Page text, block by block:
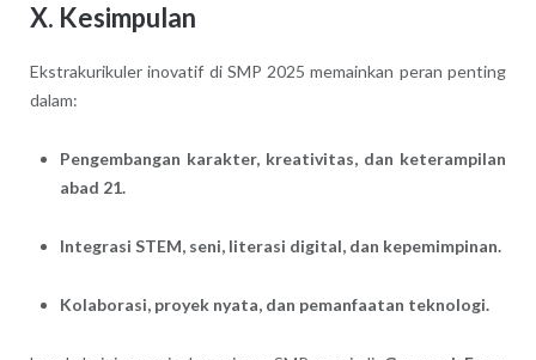
X. Kesimpulan
Ekstrakurikuler inovatif di SMP 2025 memainkan peran penting
dalam:
Pengembangan karakter, kreativitas, dan keterampilan
abad 21.
Integrasi STEM, seni, literasi digital, dan kepemimpinan.
Kolaborasi, proyek nyata, dan pemanfaatan teknologi.